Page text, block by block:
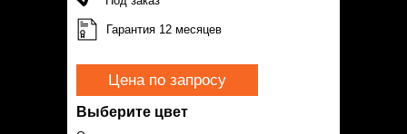
Гарантия 12 месяцев
Цена по запросу
Выберите цвет